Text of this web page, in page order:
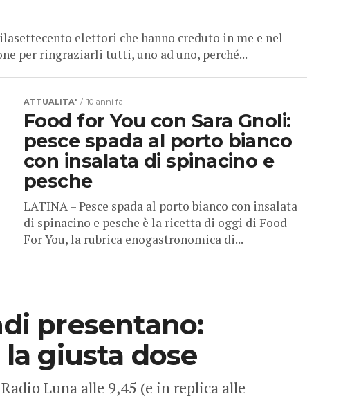
elettori che hanno creduto in me e nel
per ringraziarli tutti, uno ad uno, perché...
Food for You con Sara Gnoli:
pesce spada al porto bianco
con insalata di spinacino e
pesche
LATINA – Pesce spada al porto bianco con insalata
di spinacino e pesche è la ricetta di oggi di Food
For You, la rubrica enogastronomica di...
presentano:
giusta dose
Luna alle 9,45 (e in replica alle
la rubrica di Giulia...